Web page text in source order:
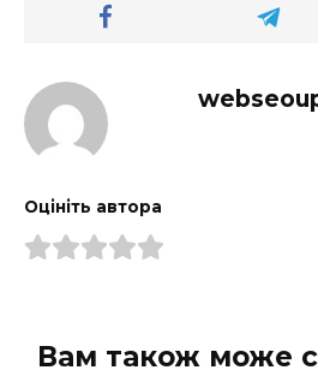
Оцініть автора
Вам також може